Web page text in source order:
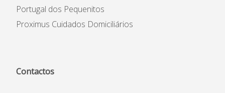
Portugal dos Pequenitos
Proximus Cuidados Domiciliários
Contactos